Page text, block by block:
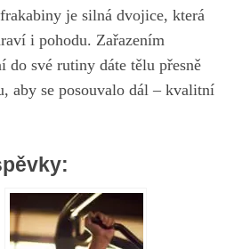
je silná dvojice, která
i pohodu. Zařazením
do své rutiny dáte tělu přesně
aby se posouvalo dál – kvalitní